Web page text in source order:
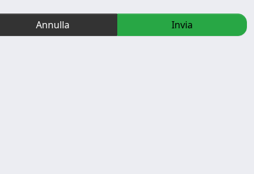
Annulla Invia